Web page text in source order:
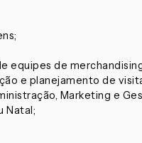
equipes de
e planejamento de
Marketing e
Natal;